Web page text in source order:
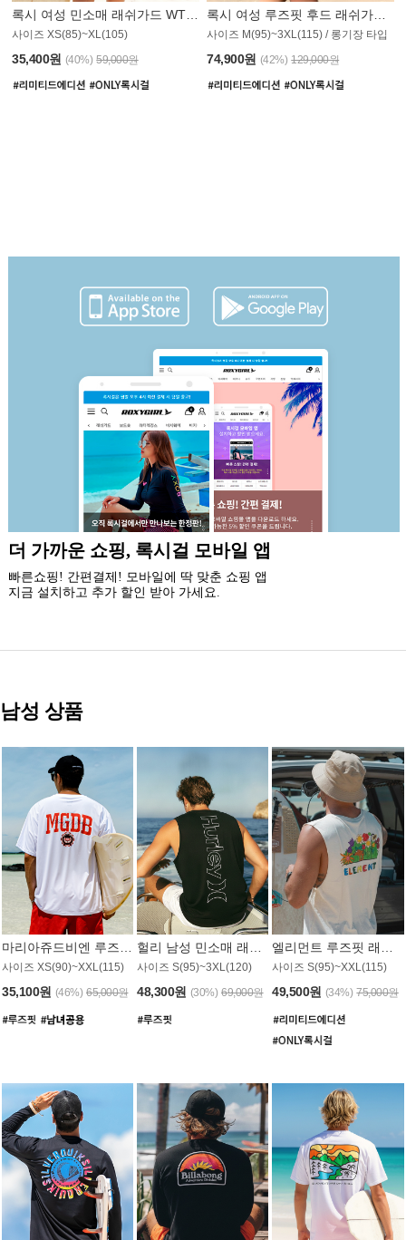
사이즈 XS(85)~XL(105)
35,400원 (40%) 59,000원
사이즈 M(95)~3XL(115) / 롱기장 타입
74,900원 (42%) 129,000원
신규 회원 가입시
5% 즉시 할인 쿠폰과 5만원 할인 쿠폰팩,
최대 20% 생일 쿠폰 혜택을 드립니다.
남성 상품
사이즈 XS(90)~XXL(115)
35,100원 (46%) 65,000원
사이즈 S(95)~3XL(120)
48,300원 (30%) 69,000원
사이즈 S(95)~XXL(115)
49,500원 (34%) 75,000원